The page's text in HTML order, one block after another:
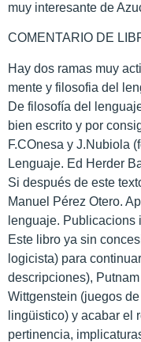
muy interesante de
COMENTARIO DE
Hay dos ramas muy
mente y filosofia del
De filosofía del
bien escrito y por
F.COnesa y J.Nubiola
Lenguaje. Ed Herder
Si después de este
Manuel Pérez Otero.
lenguaje. Publicacions
Este libro ya sin
logicista) para
descripciones),
Wittgenstein (juegos
lingüistico) y acabar el
pertinencia,